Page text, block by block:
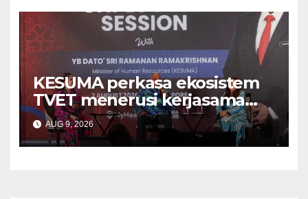
KESUMA perkasa ekosistem
TVET menerusi kerjasama
ADTEC-ITE Singapura –
Ramanan
AUG 9, 2026